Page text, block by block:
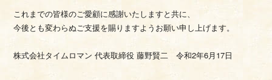
これまでの皆様のご愛顧に感謝いたしますと共に、
今後とも変わらぬご支援を賜りますようお願い申し上げます。
株式会社タイムロマン 代表取締役 藤野賢二 令和2年6月17日